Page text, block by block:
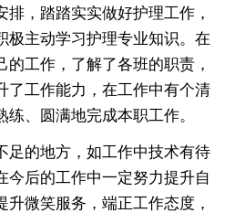
，踏踏实实做好护理工作，
极主动学习护理专业知识。在
工作，了解了各班的职责，
了工作能力，在工作中有个清
、圆满地完成本职工作。
的地方，如工作中技术有待
今后的工作中一定努力提升自
微笑服务，端正工作态度，